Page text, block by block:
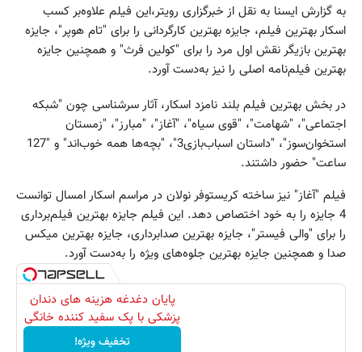
به گزارش ایسنا به نقل از خبرگزاری رویتر،این فیلم علاوه‌بر کسب
اسکار بهترین فیلم، جایزه بهترین کارگردانی را برای "تام ‌هوپر"، جایزه
بهترین بازیگر نقش اول مرد را برای "کولین فرث" و همچنین جایزه
بهترین فیلم‌نامه اصلی را نیز به‌دست آورد.
در بخش بهترین فیلم بلند نامزد اسکار، آثار سرشناسی چون "شبکه
اجتماعی"، "شهامت"، "قوی سیاه"، "آغاز"، "مبارز"، "زمستان
استخوان‌سوز"، "داستان اسباب‌بازی3"، "بچه‌ها همه خوب‌اند" و "127
ساعت" حضور داشتند.
فیلم "آغاز" نیز ساخته کریستوفر نولان در مراسم اسکار امسال توانست
4 جایزه را به خود اختصاص دهد. این فیلم جایزه بهترین فیلم‌برداری
را برای "والی فیستر"، جایزه بهترین صدابرداری، جایزه بهترین میکس
صدا و همچنین جایزه بهترین جلوه‌های ویژه را به‌دست آورد.
پایان دغدغه هزینه های دندان
پزشکی با پک سفید کننده خانگی
تخفیف ویژه!